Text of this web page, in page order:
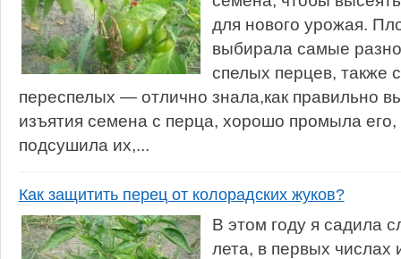
для нового урожая.
выбирала самые
спелых перцев, также
переспелых — отлично знала,как правильно
изъятия семена с перца, хорошо промыла
подсушила их,...
Как защитить перец от колорадских жуков?
В этом году я садила
лета, в первых числах